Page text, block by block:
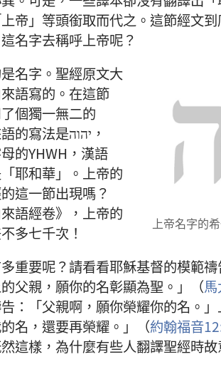
上帝 」 等頭銜取而代之 。 這節經文
這名字去稱呼上帝呢？
上帝名字的
是名字 。 聖經原文大
語寫的 。 在這節
了個獨一無二的
的寫法是
יהוה，
的YHWH， 漢語
「耶和華」。 上帝的
的這一節出現嗎 ？
語經卷》， 上帝的
多七千次 ！
多重要呢？請看看耶穌基督的模範
的父親 ， 願你的名彰顯為聖 。」（
：「父親啊 ， 願你榮耀你的名 。」
的名 ， 還要再榮耀 。」（約翰福音
這樣 ， 為什麼有些人翻譯聖經時故